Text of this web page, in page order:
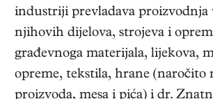
industriji prevladava proizvodnja
njihovih dijelova, strojeva i
građevnoga materijala, lijekova,
opreme, tekstila, hrane (naročito
proizvoda, mesa i pića) i dr.